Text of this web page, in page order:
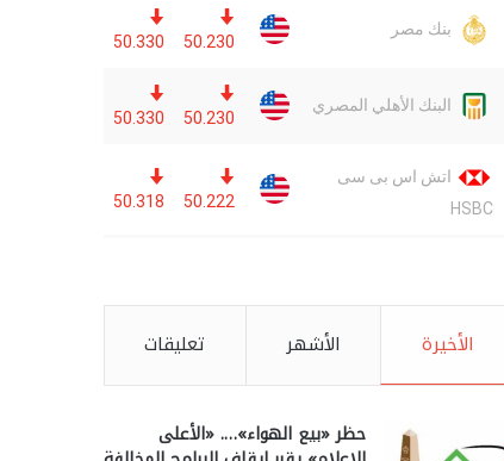
الأخيرة الأشهر تعليقات
حظر «بيع الهواء»…. «الأعلى